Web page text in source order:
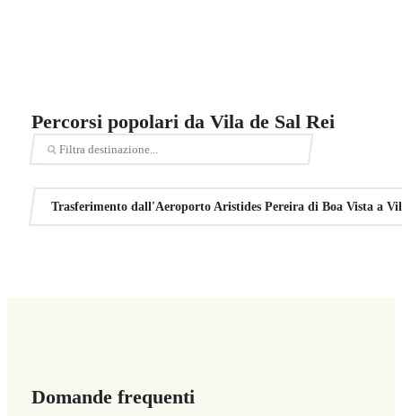
Percorsi popolari da Vila de Sal Rei
Trasferimento dall'Aeroporto Aristides Pereira di Boa Vista a
Domande frequenti